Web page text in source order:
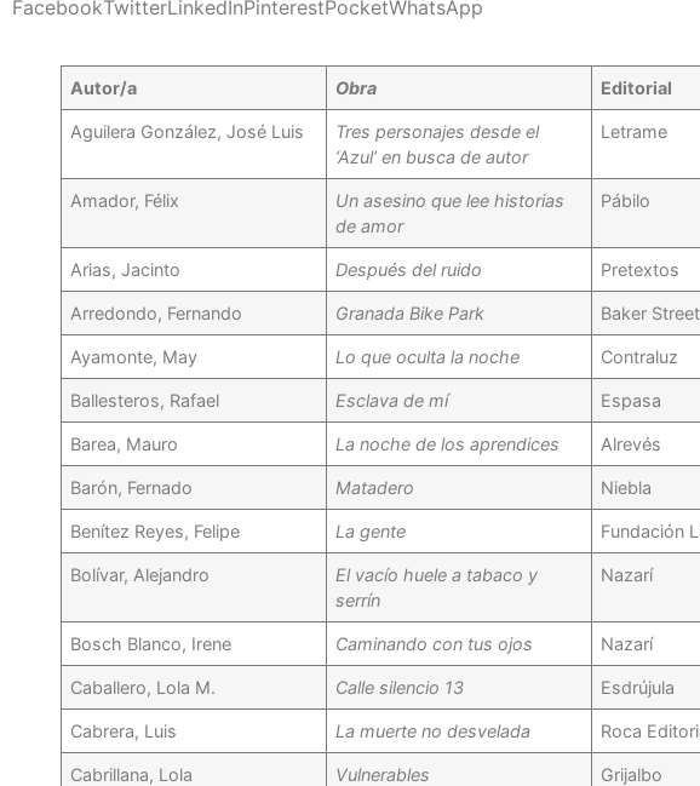
FacebookTwitterLinkedInPinterestPocketWhatsApp
Autor/a Obra Editorial
Aguilera González, José Luis
Tres personajes desde el
‘Azul’ en busca de autor
Letrame
Amador, Félix
Un asesino que lee historias
de amor
Pábilo
Arias, Jacinto Después del ruido Pretextos
Arredondo, Fernando Granada Bike Park Baker Street
Ayamonte, May Lo que oculta la noche Contraluz
Ballesteros, Rafael Esclava de mí Espasa
Barea, Mauro La noche de los aprendices Alrevés
Barón, Fernado Matadero Niebla
Benítez Reyes, Felipe La gente Fundación
Bolívar, Alejandro
El vacío huele a tabaco y
serrín
Nazarí
Bosch Blanco, Irene Caminando con tus ojos Nazarí
Caballero, Lola M. Calle silencio 13 Esdrújula
Cabrera, Luis La muerte no desvelada Roca
Cabrillana, Lola Vulnerables Grijalbo